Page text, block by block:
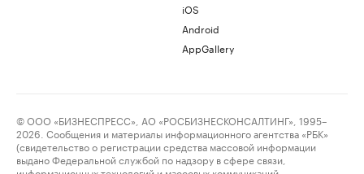
iOS
Android
AppGallery
© ООО «БИЗНЕСПРЕСС», АО «РОСБИЗНЕСКОНСАЛТИНГ», 1995–
2026. Сообщения и материалы информационного агентства «РБК»
(свидетельство о регистрации средства массовой информации
выдано Федеральной службой по надзору в сфере связи,